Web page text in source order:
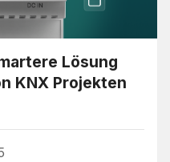
Lösung
KNX Projekten